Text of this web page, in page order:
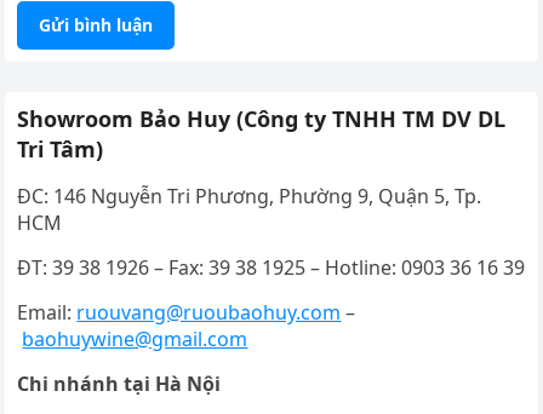
Showroom Bảo Huy (Công ty TNHH TM DV DL
Tri Tâm)
ĐC: 146 Nguyễn Tri Phương, Phường 9, Quận 5, Tp.
HCM
ĐT: 39 38 1926 – Fax: 39 38 1925 – Hotline: 0903 36 16 39
Email: ruouvang@ruoubaohuy.com –
baohuywine@gmail.com
Chi nhánh tại Hà Nội